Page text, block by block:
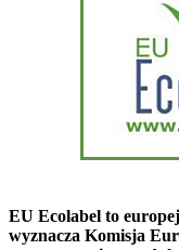
EU Ecolabel to
wyznacza Komisja